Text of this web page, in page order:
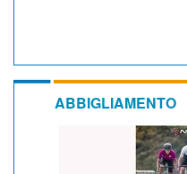
ABBIGLIAMENTO